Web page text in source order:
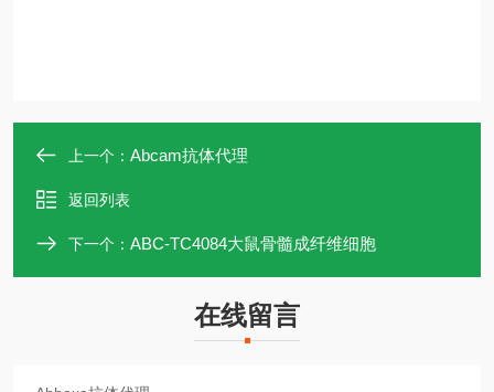
上一个： Abcam抗体代理
返回列表
下一个： ABC-TC4084大鼠骨髓成纤维细胞
在线留言